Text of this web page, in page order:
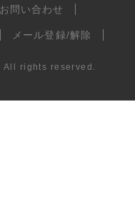
お問い合わせ
メール登録/解除
All rights reserved.